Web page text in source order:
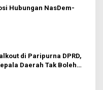
Hubungan NasDem-
di Paripurna DPRD,
Daerah Tak Boleh